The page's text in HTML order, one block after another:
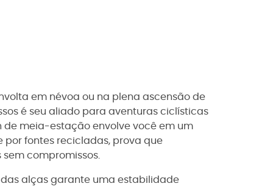
em névoa ou na plena ascensão de
é seu aliado para aventuras ciclísticas
de meia-estação envolve você em um
por fontes recicladas, prova que
compromissos.
alças garante uma estabilidade